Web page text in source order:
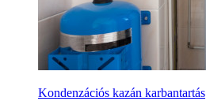
Kondenzációs kazán karbantartás